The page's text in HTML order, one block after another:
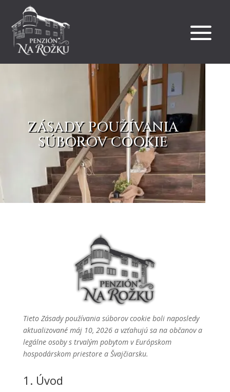
ZÁSADY POUŽÍVANIA
SÚBOROV COOKIE
Tieto Zásady používania súborov cookie boli naposledy
aktualizované máj 10, 2026 a vzťahujú sa na občanov a
legálne osoby s trvalým pobytom v Európskom
hospodárskom priestore a Švajčiarsku.
1. Úvod